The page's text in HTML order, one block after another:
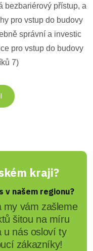
bezbariérový přístup, a
pro vstup do budovy
správní a investic
pro vstup do budovy
7)
kraji?
v našem regionu?
my vám zašleme
šitou na míru
u nás osloví ty
zákazníky!